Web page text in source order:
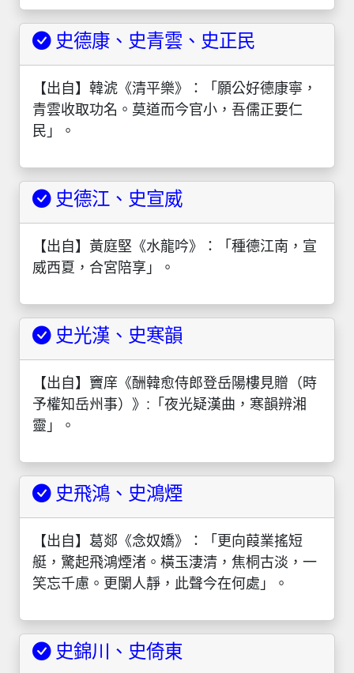
史德康、史青雲、史正民
【出自】韓淲《清平樂》：「願公好德康寧，
青雲收取功名。莫道而今官小，吾儒正要仁
民」。
史德江、史宣威
【出自】黃庭堅《水龍吟》：「種德江南，宣
威西夏，合宮陪享」。
史光漢、史寒韻
【出自】竇庠《酬韓愈侍郎登岳陽樓見贈（時
予權知岳州事）》:「夜光疑漢曲，寒韻辨湘
靈」。
史飛鴻、史鴻煙
【出自】葛郯《念奴嬌》：「更向葭業搖短
艇，驚起飛鴻煙渚。橫玉淒清，焦桐古淡，一
笑忘千慮。更闌人靜，此聲今在何處」。
史錦川、史倚東